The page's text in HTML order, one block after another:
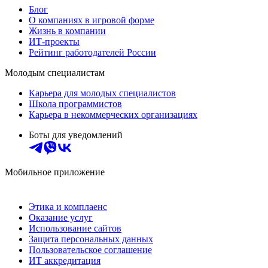
Блог
О компаниях в игровой форме
Жизнь в компании
ИТ-проекты
Рейтинг работодателей России
Молодым специалистам
Карьера для молодых специалистов
Школа программистов
Карьера в некоммерческих организациях
Боты для уведомлений
Мобильное приложение
Этика и комплаенс
Оказание услуг
Использование сайтов
Защита персональных данных
Пользовательское соглашение
ИТ аккредитация